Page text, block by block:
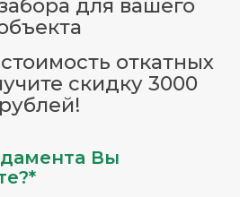
для вашего
откатных
скидку 3000
рублей!
Вы